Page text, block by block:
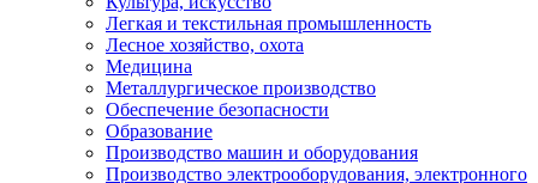
Легкая и текстильная промышленность
Лесное хозяйство, охота
Медицина
Металлургическое производство
Обеспечение безопасности
Образование
Производство машин и оборудования
Производство электрооборудования, электронного